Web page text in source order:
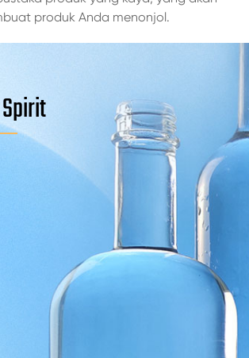
produk Anda menonjol.